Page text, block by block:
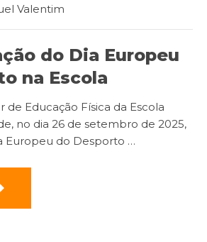
Valentim
do Dia Europeu
na Escola
de Educação Física da Escola
no dia 26 de setembro de 2025,
Europeu do Desporto …